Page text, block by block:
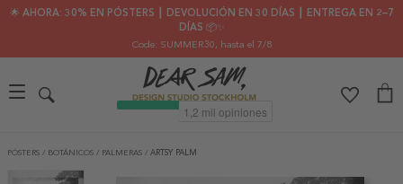
🌟 AHORA: 30% EN PÓSTERS ┃ DEVOLUCIÓN EN 30 DÍAS ┃ ENTREGA EN 2–7
DÍAS 📦✨
Code: SUMMER30, hasta el 7/8
PÓSTERS / BOTÁNICOS / PALMERAS / ARTSY PALM